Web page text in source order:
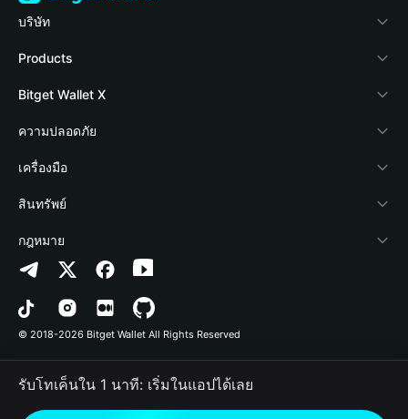
บริษัท
เกี่ยวกับ Bitget Wallet
Blog
Academy
ข่าวสารด้านคริปโต
ศูนย์ช่วยเหลือ
ติดต่อเรา
ทรัพยากรข้อมูลของแบรนด์
อาชีพ
Products
Crypto Card
Stablecoin Earn
Payfi Crypto
Crypto Swap API
Altcoin Season Index
Prediction Markets
DApp
RWA
Bitget Wallet X
นักพัฒนา
เชื่อมต่อ Wallet
Bitget Wallet Pay
ลิสต์โปรเจกต์
ความปลอดภัย
Protection Fund
เทคโนโลยีความปลอดภัย
เครื่องมือ
ซื้อคริปโต
การตรวจจับการอนุญาต
การตรวจจับสัญญา
การโอนเป็นชุด
สินทรัพย์
Arbitrum
Avalanche
Bitcoin
Polygon
กฎหมาย
นโยบายความเป็นส่วนตัว
ข้อตกลงในการใช้บริการ
© 2018-2026 Bitget Wallet All Rights Reserved
รับโทเค็นใน 1 นาที: เริ่มในแอปได้เลย